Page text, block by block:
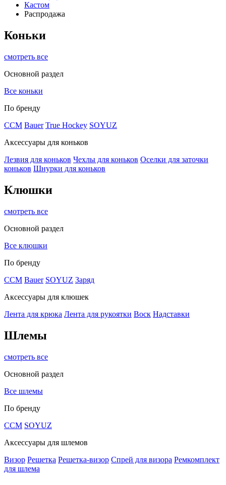
Кастом
Распродажа
Коньки
смотреть все
Основной раздел
Все коньки
По бренду
ССМ Bauer True Hockey SOYUZ
Аксессуары для коньков
Лезвия для коньков Чехлы для коньков Оселки для заточки
коньков Шнурки для коньков
Клюшки
смотреть все
Основной раздел
Все клюшки
По бренду
CCM Bauer SOYUZ Заряд
Аксессуары для клюшек
Лента для крюка Лента для рукоятки Воск Надставки
Шлемы
смотреть все
Основной раздел
Все шлемы
По бренду
CCM SOYUZ
Аксессуары для шлемов
Визор Решетка Решетка-визор Спрей для визора Ремкомплект
для шлема